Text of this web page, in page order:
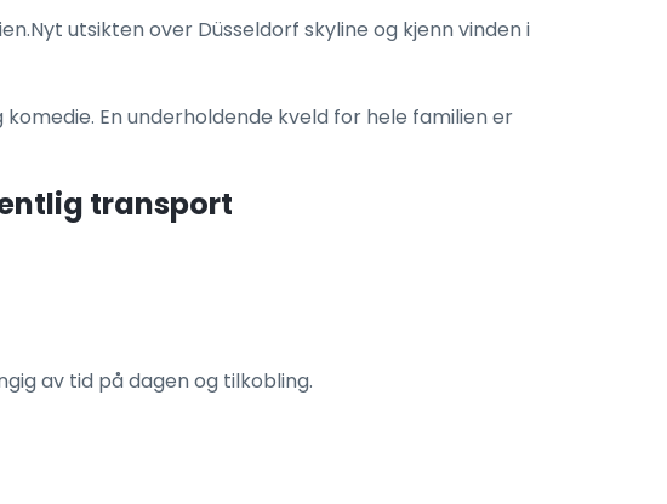
utsikten over Düsseldorf skyline og kjenn vinden i
En underholdende kveld for hele familien er
transport
av tid på dagen og tilkobling.